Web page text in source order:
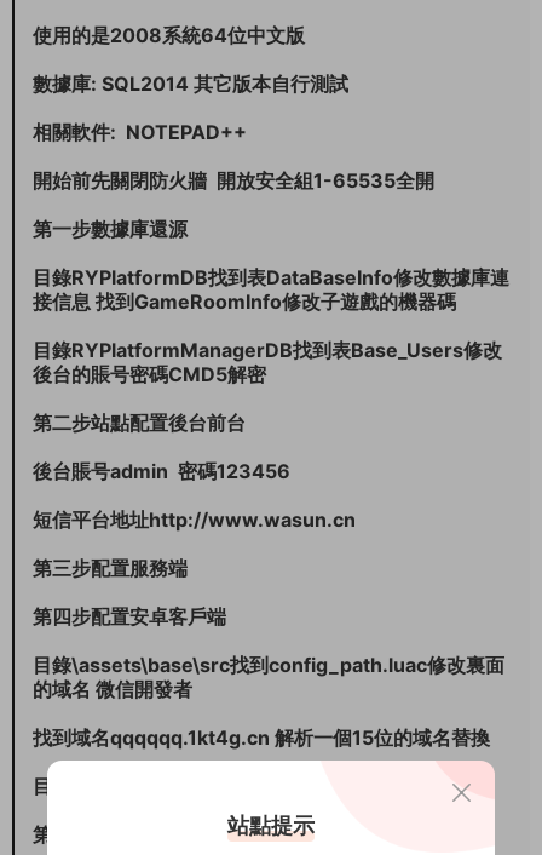
使用的是2008系統64位中文版
數據庫: SQL2014 其它版本自行測試
相關軟件: NOTEPAD++
開始前先關閉防火牆 開放安全組1-65535全開
第一步數據庫還源
目錄RYPlatformDB找到表DataBaseInfo修改數據庫連
接信息 找到GameRoomInfo修改子遊戲的機器碼
目錄RYPlatformManagerDB找到表Base_Users修改
後台的賬号密碼CMD5解密
第二步站點配置後台前台
後台賬号admin 密碼123456
短信平台地址http://www.wasun.cn
第三步配置服務端
第四步配置安卓客戶端
目錄\assets\base\src找到config_path.luac修改裏面
的域名 微信開發者
找到域名qqqqqq.1kt4g.cn 解析一個15位的域名替換
目錄\res\values找到strings.xml修改名字
第五步蘋果客戶端配置 站點提示